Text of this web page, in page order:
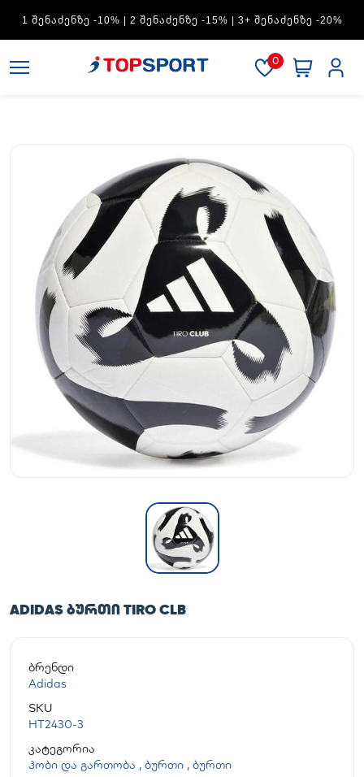
ᲨᲔᲜᲐᲫᲔᲜᲖᲔ -30%
0
ADIDAS ᲑᲣᲠᲗᲘ TIRO CLB
ბრენდი
Adidas
SKU
HT2430-3
კატეგორია
ჰობი და გართობა , ბურთი , ბურთი